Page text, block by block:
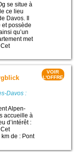
se situe à
ce lieu
Davos. Il
et possède
qu’un
met
Davos :
Alpen-
accueille à
d’intérêt :
de : Pont
VOIR
L'OFFRE